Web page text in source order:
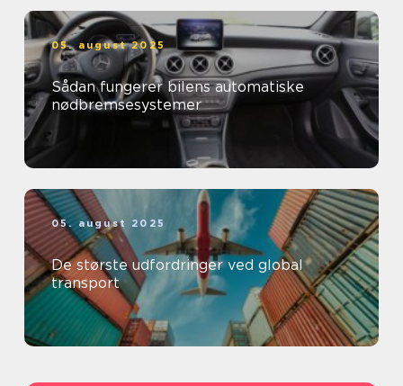
05. august 2025
Sådan fungerer bilens automatiske
nødbremsesystemer
05. august 2025
De største udfordringer ved global
transport